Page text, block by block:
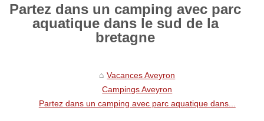
Partez dans un camping avec parc
aquatique dans le sud de la
bretagne
Vacances Aveyron
Campings Aveyron
Partez dans un camping avec parc aquatique dans...